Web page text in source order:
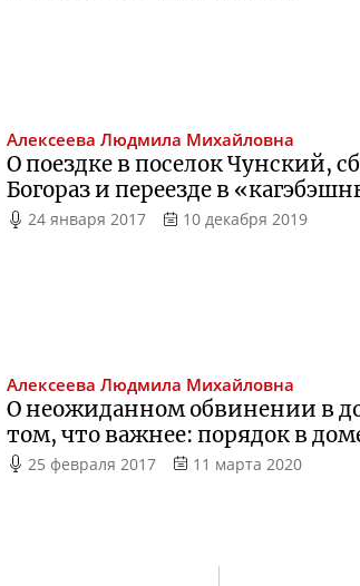
Алексеева Людмила Михайловна
О поездке в поселок Чунский,
Богораз и переезде в
24 января 2017 10 декабря 2019
Алексеева Людмила Михайловна
О неожиданном обвинении в
том, что важнее: порядок в
25 февраля 2017 11 марта 2020